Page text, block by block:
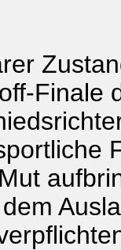
Finale